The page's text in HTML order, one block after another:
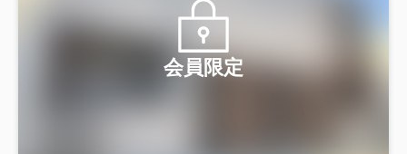
会員限定